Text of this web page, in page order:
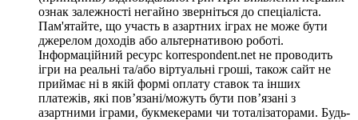
ознак залежності негайно зверніться до спеціаліста.
Пам'ятайте, що участь в азартних іграх не може бути
джерелом доходів або альтернативою роботі.
Інформаційний ресурс korrespondent.net не проводить
ігри на реальні та/або віртуальні гроші, також сайт не
приймає ні в якій формі оплату ставок та інших
платежів, які пов’язані/можуть бути пов’язані з
азартними іграми, букмекерами чи тоталізаторами. Будь-